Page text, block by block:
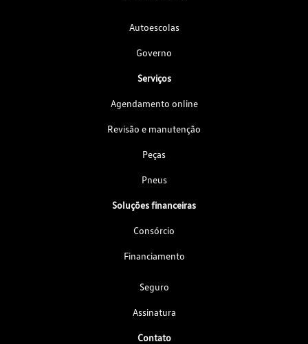
Autoescolas
Governo
Serviços
Agendamento online
Revisão e manutenção
Peças
Pneus
Soluções financeiras
Consórcio
Financiamento
Seguro
Assinatura
Contato